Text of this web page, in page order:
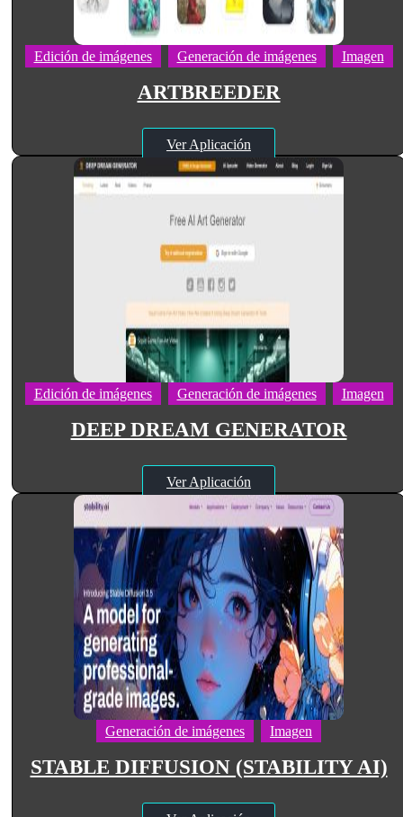
Edición de imágenes Generación de imágenes Imagen
ARTBREEDER
Ver Aplicación
Edición de imágenes Generación de imágenes Imagen
DEEP DREAM GENERATOR
Ver Aplicación
Generación de imágenes Imagen
STABLE DIFFUSION (STABILITY AI)